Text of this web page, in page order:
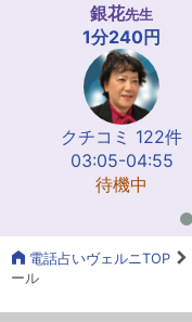
銀花先生
1分240円
クチコミ 122件
03:05-04:55
待機中
電話占いヴェルニTOP
ール